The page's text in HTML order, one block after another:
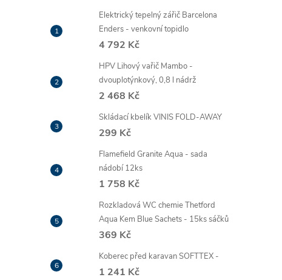
Elektrický tepelný zářič Barcelona
Enders - venkovní topidlo
4 792 Kč
HPV Lihový vařič Mambo -
dvouplotýnkový, 0,8 l nádrž
2 468 Kč
Skládací kbelík VINIS FOLD-AWAY
299 Kč
Flamefield Granite Aqua - sada
nádobí 12ks
1 758 Kč
Rozkladová WC chemie Thetford
Aqua Kem Blue Sachets - 15ks sáčků
369 Kč
Koberec před karavan SOFTTEX -
1 241 Kč